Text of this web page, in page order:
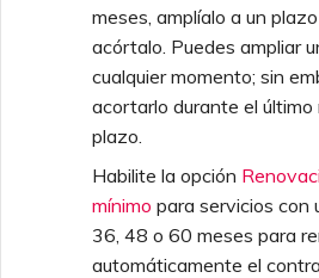
Preguntas frecuentes de
Cambiar la configuración
Mover un VXC e IX
Apagar un VXC e IX
Funciones e instrucciones
de uso de SSO
Próximos pasos de
resolución de problemas
meses, amplíalo a un
acórtalo. Puedes ampliar
cualquier momento; sin
acortarlo durante el último
plazo.
Habilite la opción
mínimo para servicios con
36, 48 o 60 meses para
automáticamente el